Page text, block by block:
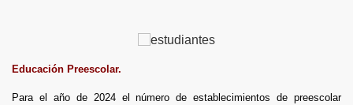
Educación Preescolar.
Para el año de 2024 el número de establecimientos de preescolar